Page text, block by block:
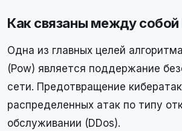
Как связаны между собой
Одна из главных целей
(Pow) является поддержание
сети. Предотвращение
распределенных атак по типу
обслуживании (DDos).